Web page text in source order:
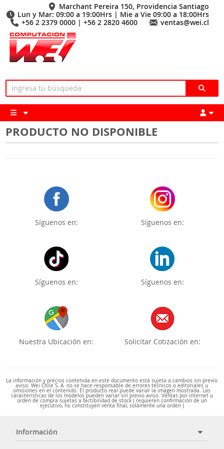
Marchant Pereira 150, Providencia Santiago
Lun y Mar: 09:00 a 19:00Hrs | Mie a Vie 09:00 a 18:00Hrs
+56 2 2379 0000 | +56 2 2820 4600
ventas@wei.cl
PRODUCTO NO DISPONIBLE
Síguenos en: Síguenos en:
Síguenos en: Síguenos en:
Nuestra Ubicación en: Solicitar Cotización en:
La información y precios contenida en este documento está sujeta a cambios sin previo
aviso. Wei Chile S. A. no se hace responsable de errores técnicos o editoriales u
omisiones en el contenido. El producto real puede variar la imagen mostrada. Las
características de los modelos pueden variar sin previo aviso. Ventas por internet u
orden de compra sujetas a factibilidad de stock ( requieren confirmación de un
ejecutivo, no constituyen venta final, solamente una orden )
Información